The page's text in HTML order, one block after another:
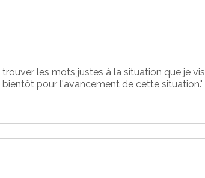
les mots justes à la situation que je vis
pour l'avancement de cette situation."